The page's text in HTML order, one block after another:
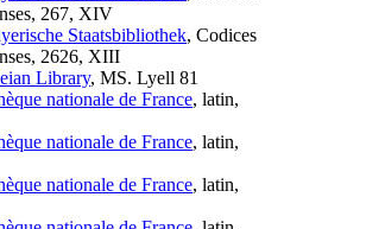
267, XIV
Staatsbibliothek, Codices
2626, XIII
Library, MS. Lyell 81
nationale de France, latin,
nationale de France, latin,
nationale de France, latin,